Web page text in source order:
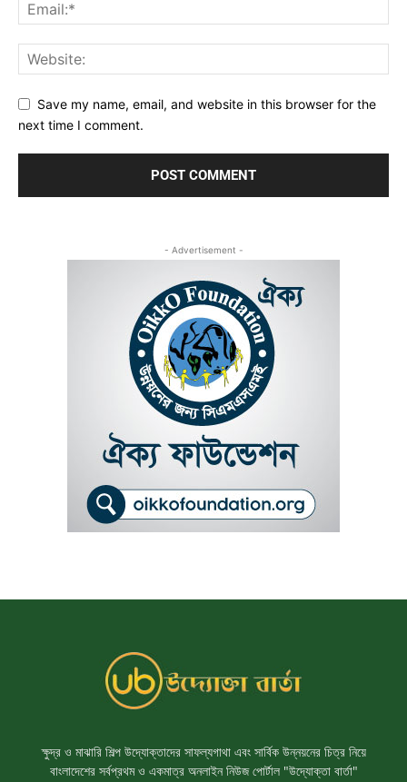
Save my name, email, and website in this browser for the
next time I comment.
- Advertisement -
ক্ষুদ্র ও মাঝারি শিল্প উদ্যোক্তাদের সাফল্যগাথা এবং সার্বিক উন্নয়নের চিত্র নিয়ে
বাংলাদেশের সর্বপ্রথম ও একমাত্র অনলাইন নিউজ পোর্টাল "উদ্যোক্তা বার্তা"